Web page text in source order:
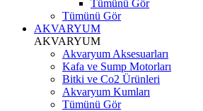
Tümünü Gör
Tümünü Gör
AKVARYUM
AKVARYUM
Akvaryum Aksesuarları
Kafa ve Sump Motorları
Bitki ve Co2 Ürünleri
Akvaryum Kumları
Tümünü Gör